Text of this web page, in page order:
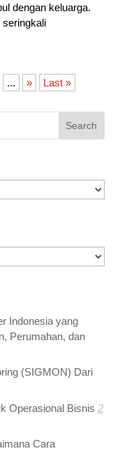
dengan keluarga.
seringkali
... » Last »
Indonesia yang
Perumahan, dan
(SIGMON) Dari
Operasional Bisnis 2
Cara